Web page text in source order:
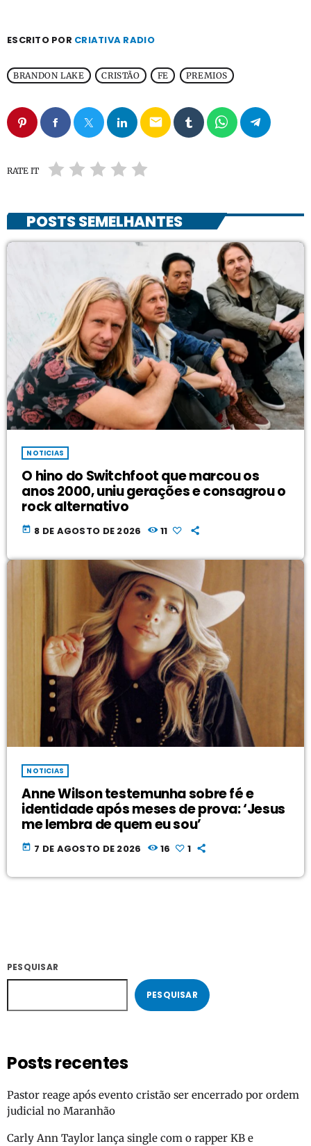
ESCRITO POR CRIATIVA RADIO
BRANDON LAKE CRISTÃO FE PREMIOS
email
RATE IT
POSTS SEMELHANTES
NOTICIAS
O hino do Switchfoot que marcou os
anos 2000, uniu gerações e consagrou o
rock alternativo
today 8 DE AGOSTO DE 2026 11
NOTICIAS
Anne Wilson testemunha sobre fé e
identidade após meses de prova: ‘Jesus
me lembra de quem eu sou’
today 7 DE AGOSTO DE 2026 16 1
PESQUISAR
PESQUISAR
Posts recentes
Pastor reage após evento cristão ser encerrado por ordem
judicial no Maranhão
Carly Ann Taylor lança single com o rapper KB e